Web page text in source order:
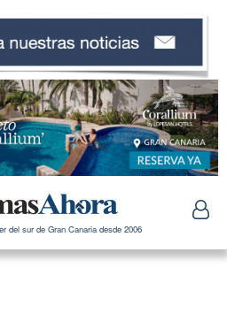
del sur de Gran Canaria desde 2006